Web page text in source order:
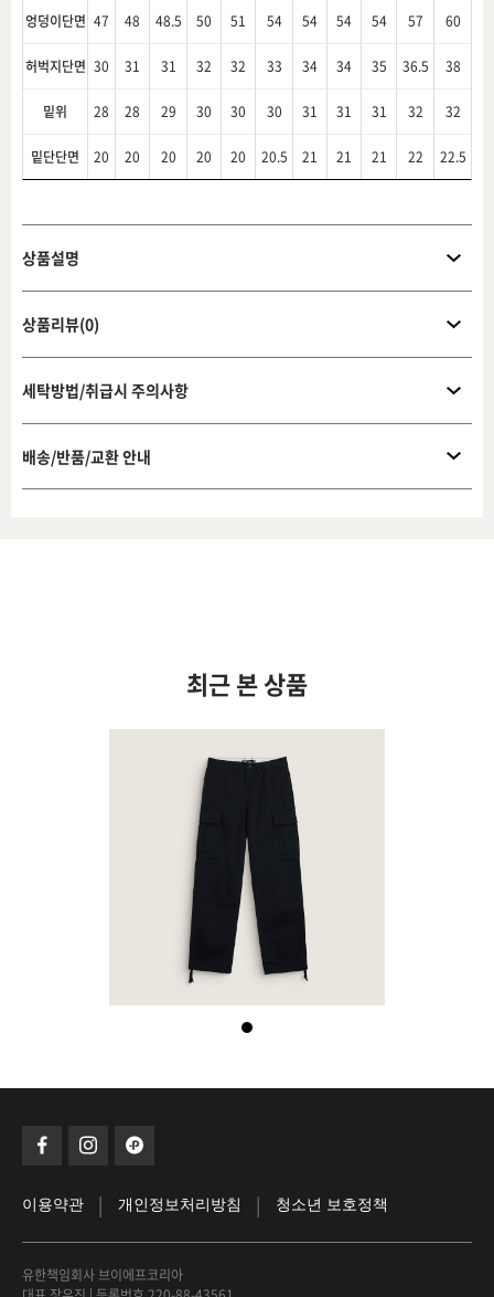
엉덩이단면 47 48 48.5 50 51 54 54 54 54 57 60
허벅지단면 30 31 31 32 32 33 34 34 35 36.5 38
밑위 28 28 29 30 30 30 31 31 31 32 32
밑단단면 20 20 20 20 20 20.5 21 21 21 22 22.5
상품설명
상품리뷰(0)
세탁방법/취급시 주의사항
배송/반품/교환 안내
최근 본 상품
이용약관 | 개인정보처리방침 | 청소년 보호정책
유한책임회사 브이에프코리아